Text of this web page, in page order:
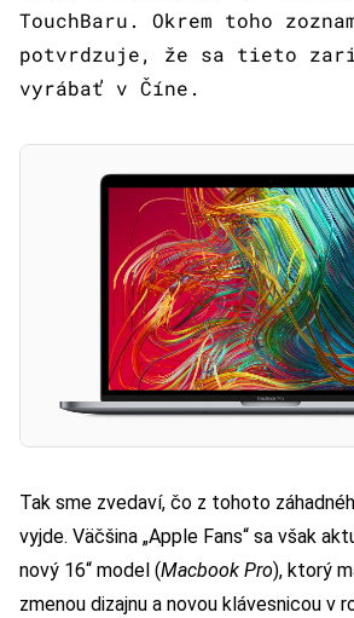
TouchBaru. Okrem toho
potvrdzuje, že sa tieto
vyrábať v Číne.
Tak sme zvedaví, čo z tohoto
vyjde. Väčšina „Apple Fans“ sa však
nový 16“ model (Macbook Pro), ktorý
zmenou dizajnu a novou klávesnicou v